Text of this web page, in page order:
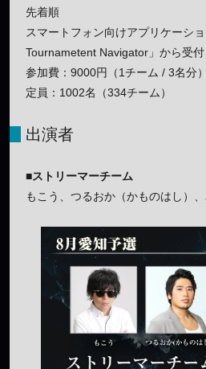
先着順
スマートフォン向けアプリケーシ
Tournametent Navigator」から受付
参加費：9000円（1チーム / 3名分）
定員：1002名（334チーム）
出演者
■ストリーマーチーム
もこう、つるおか（かものはし）、